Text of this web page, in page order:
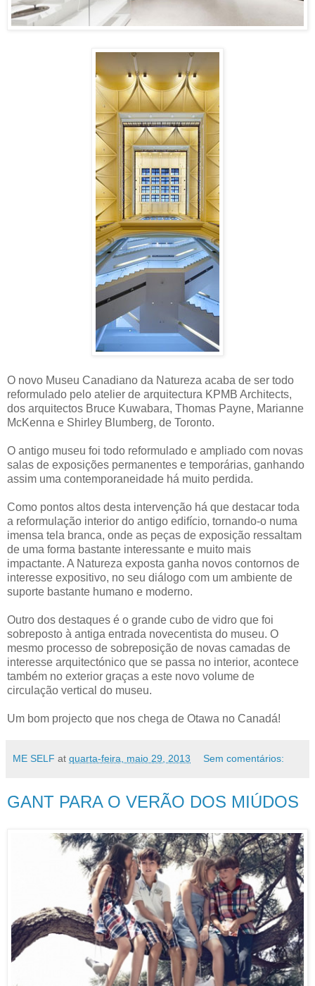
O novo Museu Canadiano da Natureza acaba de ser todo
reformulado pelo atelier de arquitectura KPMB Architects,
dos arquitectos Bruce Kuwabara, Thomas Payne, Marianne
McKenna e Shirley Blumberg, de Toronto.
O antigo museu foi todo reformulado e ampliado com novas
salas de exposições permanentes e temporárias, ganhando
assim uma contemporaneidade há muito perdida.
Como pontos altos desta intervenção há que destacar toda
a reformulação interior do antigo edifício, tornando-o numa
imensa tela branca, onde as peças de exposição ressaltam
de uma forma bastante interessante e muito mais
impactante. A Natureza exposta ganha novos contornos de
interesse expositivo, no seu diálogo com um ambiente de
suporte bastante humano e moderno.
Outro dos destaques é o grande cubo de vidro que foi
sobreposto à antiga entrada novecentista do museu. O
mesmo processo de sobreposição de novas camadas de
interesse arquitectónico que se passa no interior, acontece
também no exterior graças a este novo volume de
circulação vertical do museu.
Um bom projecto que nos chega de Otawa no Canadá!
ME SELF at quarta-feira, maio 29, 2013 Sem comentários:
GANT PARA O VERÃO DOS MIÚDOS